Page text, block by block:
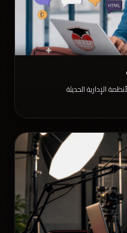
الإدارية الحديثة